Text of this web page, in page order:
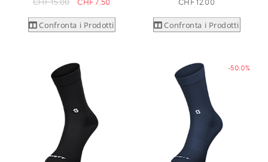
Confronta i Prodotti Confronta i Prodotti
-50.0%